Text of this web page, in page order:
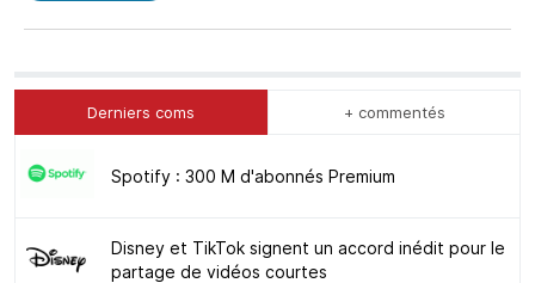
Derniers coms + commentés
Spotify : 300 M d'abonnés Premium
Disney et TikTok signent un accord inédit pour le
partage de vidéos courtes